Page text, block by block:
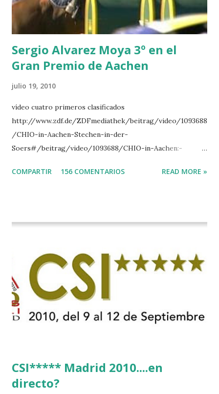
INTERTOY Z - BRASH 9 HERALD –CORDON 10 SELDANA
DI CAMPALTO -SHARBATLY Vuelta Triunfal... el ganador
del Gran Premio en su vuelta de honor
Sergio Alvarez Moya 3º en el
Gran Premio de Aachen
julio 19, 2010
vídeo cuatro primeros clasificados
http://www.zdf.de/ZDFmediathek/beitrag/video/1093688
/CHIO-in-Aachen-Stechen-in-der-
Soers#/beitrag/video/1093688/CHIO-in-Aachen:-
COMPARTIR 156 COMENTARIOS READ MORE »
CSI***** Madrid 2010....en
directo?